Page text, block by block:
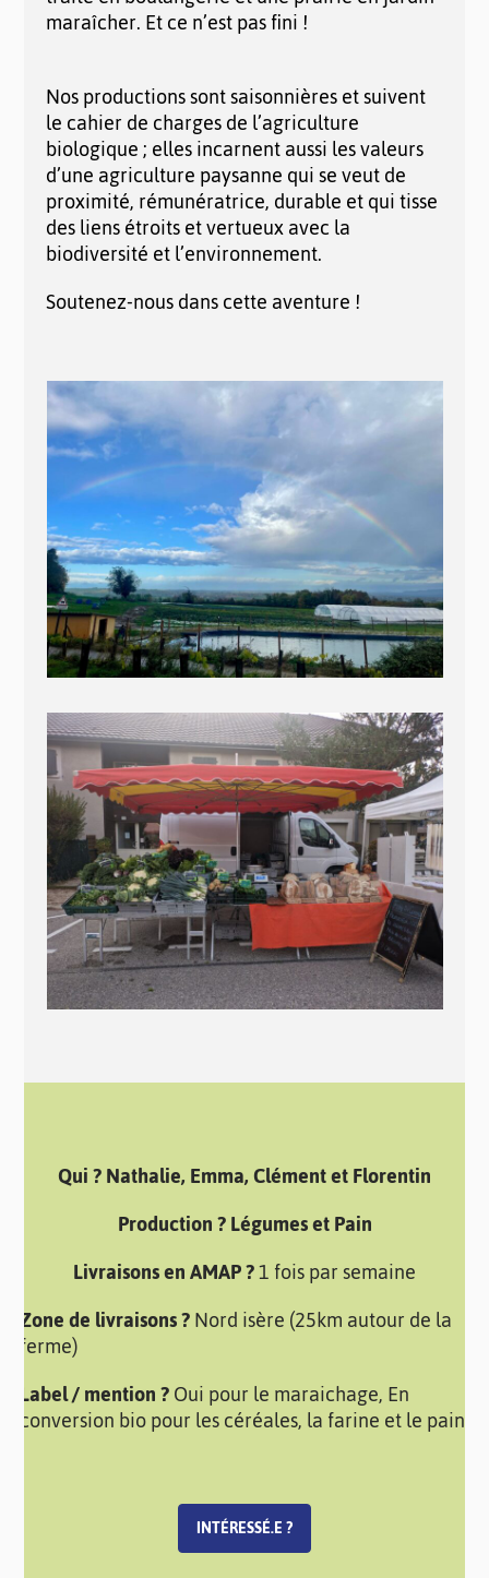
maraîcher. Et ce n’est pas fini !
Nos productions sont saisonnières et suivent
le cahier de charges de l’agriculture
biologique ; elles incarnent aussi les valeurs
d’une agriculture paysanne qui se veut de
proximité, rémunératrice, durable et qui tisse
des liens étroits et vertueux avec la
biodiversité et l’environnement.
Soutenez-nous dans cette aventure !
Qui ? Nathalie, Emma, Clément et Florentin
Production ? Légumes et Pain
Livraisons en AMAP ?1 fois par semaine
Zone de livraisons ?Nord isère (25km autour de la
ferme)
Label / mention ?Oui pour le maraichage, En
conversion bio pour les céréales, la farine et le pain
INTÉRESSÉ.E ?